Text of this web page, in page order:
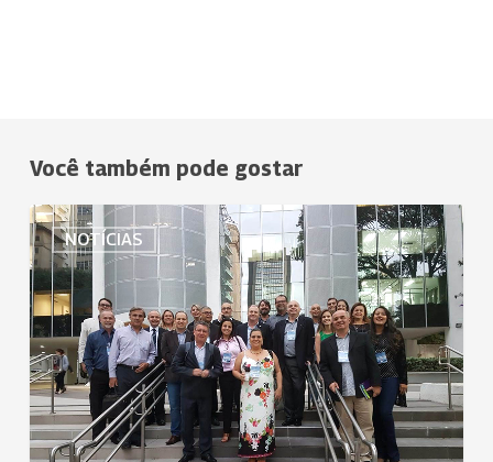
Você também pode gostar
NOTÍCIAS
Dirigentes
da
Uniodonto
participam
da
última
etapa
do
Projeto